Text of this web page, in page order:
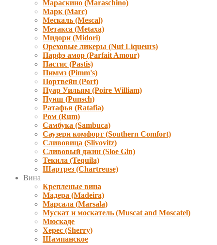
Мараскино (Маraschino)
Марк (Marc)
Мескаль (Mescal)
Метакса (Metaxa)
Мидори (Мidori)
Ореховые ликеры (Nut Liqueurs)
Парфэ амор (Parfait Amour)
Пастис (Pastis)
Пиммз (Pimm's)
Портвейн (Port)
Пуар Уильям (Poire William)
Пунш (Punsch)
Ратафья (Ratafia)
Ром (Rum)
Самбука (Sambuca)
Саузерн комфорт (Southern Comfort)
Сливовица (Slivovitz)
Сливовый джин (Sloe Gin)
Текила (Tequila)
Шартрез (Chartreuse)
Вина
Крепленые вина
Мадера (Madeira)
Марсала (Marsala)
Мускат и москатель (Muscat and Moscatel)
Мюскаде
Херес (Sherry)
Шампанское